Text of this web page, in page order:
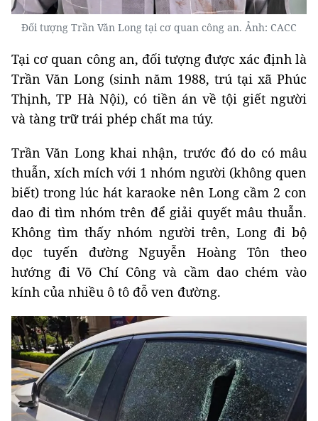
Đối tượng Trần Văn Long tại cơ quan công an. Ảnh: CACC
Tại cơ quan công an, đối tượng được xác định là
Trần Văn Long (sinh năm 1988, trú tại xã Phúc
Thịnh, TP Hà Nội), có tiền án về tội giết người
và tàng trữ trái phép chất ma túy.
Trần Văn Long khai nhận, trước đó do có mâu
thuẫn, xích mích với 1 nhóm người (không quen
biết) trong lúc hát karaoke nên Long cầm 2 con
dao đi tìm nhóm trên để giải quyết mâu thuẫn.
Không tìm thấy nhóm người trên, Long đi bộ
dọc tuyến đường Nguyễn Hoàng Tôn theo
hướng đi Võ Chí Công và cầm dao chém vào
kính của nhiều ô tô đỗ ven đường.